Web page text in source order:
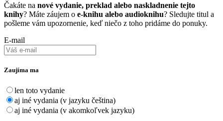
Čakáte na nové vydanie, preklad alebo naskladnenie tejto
knihy? Máte záujem o e-knihu alebo audioknihu? Sledujte titul a
pošleme vám upozornenie, keď niečo z toho pridáme do ponuky.
E-mail
Zaujíma ma
len toto vydanie
aj iné vydania (v jazyku čeština)
aj iné vydania (v akomkoľvek jazyku)